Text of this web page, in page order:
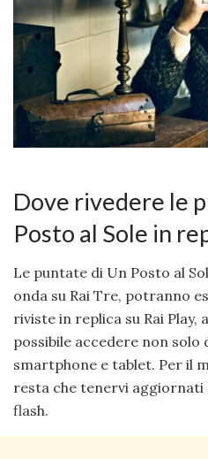
Dove rivedere le
Posto al Sole in
Le puntate di Un Posto al
onda su Rai Tre, potranno
riviste in replica su Rai Play,
possibile accedere non solo
smartphone e tablet. Per il
resta che tenervi
flash.